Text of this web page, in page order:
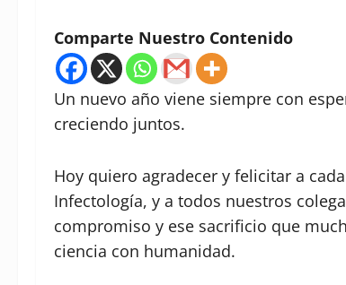
Comparte Nuestro Contenido
Un nuevo año viene siempre con
creciendo juntos.
Hoy quiero agradecer y felicitar a
Infectología, y a todos nuestros
compromiso y ese sacrificio que
ciencia con humanidad.